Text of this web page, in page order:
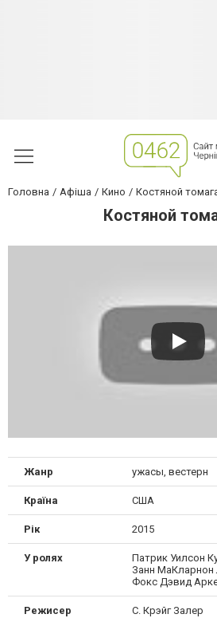
Головна Афіша Кино Костяной
Костяной
Жанр ужасы, вестерн
Країна США
Рік 2015
У ролях
Патрик Уилсон
Занн
Фокс Дэвид
Режисер С. Крэйг Залер